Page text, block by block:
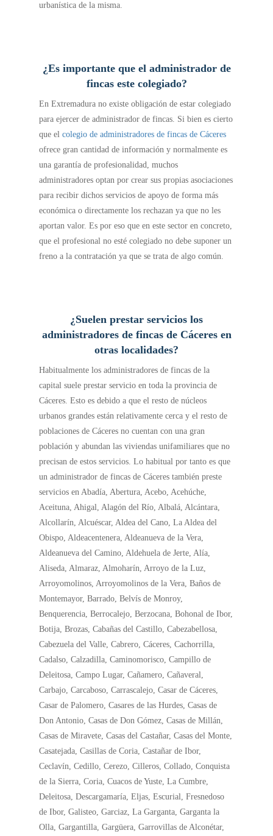
urbanística de la misma.
¿Es importante que el administrador de
fincas este colegiado?
En Extremadura no existe obligación de estar colegiado
para ejercer de administrador de fincas. Si bien es cierto
que elcolegio de administradores de fincas de Cáceres
ofrece gran cantidad de información y normalmente es
una garantía de profesionalidad, muchos
administradores optan por crear sus propias asociaciones
para recibir dichos servicios de apoyo de forma más
económica o directamente los rechazan ya que no les
aportan valor. Es por eso que en este sector en concreto,
que el profesional no esté colegiado no debe suponer un
freno a la contratación ya que se trata de algo común.
¿Suelen prestar servicios los
administradores de fincas de Cáceres en
otras localidades?
Habitualmente los administradores de fincas de la
capital suele prestar servicio en toda la provincia de
Cáceres. Esto es debido a que el resto de núcleos
urbanos grandes están relativamente cerca y el resto de
poblaciones de Cáceres no cuentan con una gran
población y abundan las viviendas unifamiliares que no
precisan de estos servicios. Lo habitual por tanto es que
un administrador de fincas de Cáceres también preste
servicios en Abadía, Abertura, Acebo, Acehúche,
Aceituna, Ahigal, Alagón del Río, Albalá, Alcántara,
Alcollarín, Alcuéscar, Aldea del Cano, La Aldea del
Obispo, Aldeacentenera, Aldeanueva de la Vera,
Aldeanueva del Camino, Aldehuela de Jerte, Alía,
Aliseda, Almaraz, Almoharín, Arroyo de la Luz,
Arroyomolinos, Arroyomolinos de la Vera, Baños de
Montemayor, Barrado, Belvís de Monroy,
Benquerencia, Berrocalejo, Berzocana, Bohonal de Ibor,
Botija, Brozas, Cabañas del Castillo, Cabezabellosa,
Cabezuela del Valle, Cabrero, Cáceres, Cachorrilla,
Cadalso, Calzadilla, Caminomorisco, Campillo de
Deleitosa, Campo Lugar, Cañamero, Cañaveral,
Carbajo, Carcaboso, Carrascalejo, Casar de Cáceres,
Casar de Palomero, Casares de las Hurdes, Casas de
Don Antonio, Casas de Don Gómez, Casas de Millán,
Casas de Miravete, Casas del Castañar, Casas del Monte,
Casatejada, Casillas de Coria, Castañar de Ibor,
Ceclavín, Cedillo, Cerezo, Cilleros, Collado, Conquista
de la Sierra, Coria, Cuacos de Yuste, La Cumbre,
Deleitosa, Descargamaría, Eljas, Escurial, Fresnedoso
de Ibor, Galisteo, Garciaz, La Garganta, Garganta la
Olla, Gargantilla, Gargüera, Garrovillas de Alconétar,